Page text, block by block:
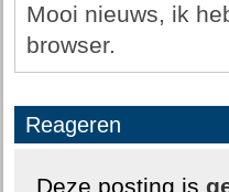
Mooi nieuws, ik
browser.
Reageren
Deze posting is